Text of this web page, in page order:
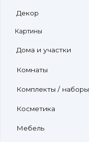
Декор
Картины
Дома и участки
Комнаты
Комплекты / наборы
Косметика
Мебель